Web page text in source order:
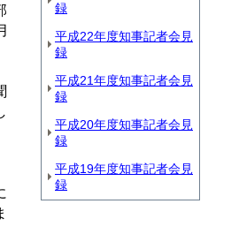
録
平成22年度知事記者会見
録
平成21年度知事記者会見
録
平成20年度知事記者会見
録
平成19年度知事記者会見
録